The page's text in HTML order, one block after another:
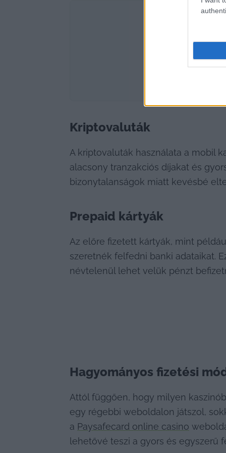
Kriptovaluták
A kriptovaluták használata a mobil
alacsony tranzakciós díjakat és
bizonytalanságok miatt kevésbé
Prepaid kártyák
Az előre fizetett kártyák, mint
szeretnék felfedni banki adataikat.
névtelenül lehet velük pénzt
Hagyományos fizetési
Attól függően, hogy milyen
egy régebbi weboldalon játszol,
a Paysafecard online casino
lehetővé teszi a gyors és egyszerű